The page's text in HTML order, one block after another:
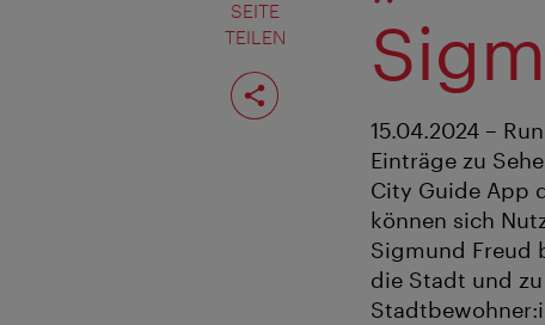
SEITE
TEILEN
Seite
teilen
15.04.2024 –
Einträge zu
City Guide App
können sich
Sigmund Freud
die Stadt und